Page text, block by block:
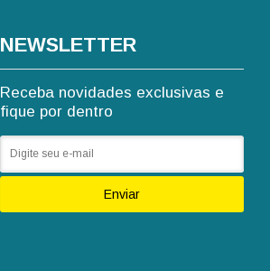
NEWSLETTER
Receba novidades exclusivas e
fique por dentro
Enviar